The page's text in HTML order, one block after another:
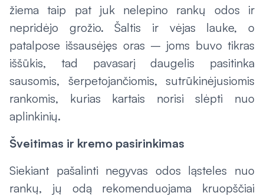
žiema taip pat juk nelepino rankų odos ir
nepridėjo grožio. Šaltis ir vėjas lauke, o
patalpose išsausėjęs oras – joms buvo tikras
iššūkis, tad pavasarį daugelis pasitinka
sausomis, šerpetojančiomis, sutrūkinėjusiomis
rankomis, kurias kartais norisi slėpti nuo
aplinkinių.
Šveitimas ir kremo pasirinkimas
Siekiant pašalinti negyvas odos ląsteles nuo
rankų, jų odą rekomenduojama kruopščiai